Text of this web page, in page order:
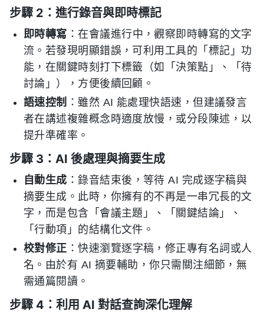
步驟 2：進行錄音與即時標記
即時轉寫 ：在會議進行中，觀察即時轉寫的文字
流。若發現明顯錯誤，可利用工具的「標記」功
能，在關鍵時刻打下標籤（如「決策點」、「待
討論」），方便後續回顧。
語速控制 ：雖然 AI 能處理快語速，但建議發言
者在講述複雜概念時適度放慢，或分段陳述，以
提升準確率。
步驟 3：AI 後處理與摘要生成
自動生成 ：錄音結束後，等待 AI 完成逐字稿與
摘要生成。此時，你擁有的不再是一串冗長的文
字，而是包含「會議主題」、「關鍵結論」、
「行動項」的結構化文件。
校對修正 ：快速瀏覽逐字稿，修正專有名詞或人
名。由於有 AI 摘要輔助，你只需關注細節，無
需通篇閱讀。
步驟 4：利用 AI 對話查詢深化理解